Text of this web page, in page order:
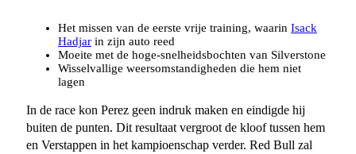
Het missen van de eerste vrije training, waarin Isack
Hadjar in zijn auto reed
Moeite met de hoge-snelheidsbochten van Silverstone
Wisselvallige weersomstandigheden die hem niet
lagen
In de race kon Perez geen indruk maken en eindigde hij
buiten de punten. Dit resultaat vergroot de kloof tussen hem
en Verstappen in het kampioenschap verder. Red Bull zal